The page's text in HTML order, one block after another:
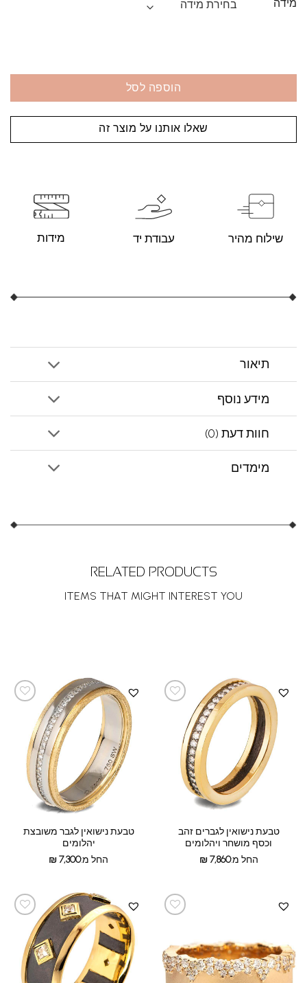
מידה
הוספה לסל
שאלו אותנו על מוצר זה
שילוח מהיר עבודת יד מידות
תיאור
מידע נוסף
חוות דעת (0)
מימדים
RELATED PRODUCTS
ITEMS THAT MIGHT INTEREST YOU
טבעת נישואין לגברים זהב
וכסף מושחר ויהלומים
החל מ:
₪7,860
טבעת נישואין לגבר משובצת
יהלומים
החל מ:
₪7,300